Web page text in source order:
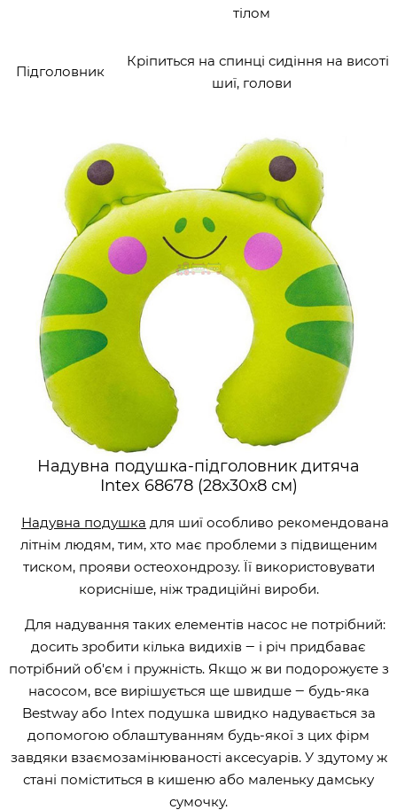
тілом
Підголовник
Кріпиться на спинці сидіння на висоті
шиї, голови
Надувна подушка-підголовник дитяча
Intex 68678 (28х30х8 см)
Надувна подушка для шиї особливо рекомендована
літнім людям, тим, хто має проблеми з підвищеним
тиском, прояви остеохондрозу. Її використовувати
корисніше, ніж традиційні вироби.
Для надування таких елементів насос не потрібний:
досить зробити кілька видихів ‒ і річ придбаває
потрібний об'єм і пружність. Якщо ж ви подорожуєте з
насосом, все вирішується ще швидше ‒ будь-яка
Bestway або Intex подушка швидко надувається за
допомогою облаштуванням будь-якої з цих фірм
завдяки взаємозамінюваності аксесуарів. У здутому ж
стані поміститься в кишеню або маленьку дамську
сумочку.